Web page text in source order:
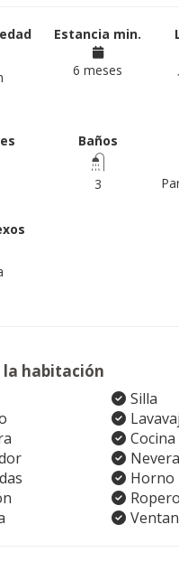
Estancia min.
6 meses
Baños
3
la habitación
Silla
Nevera
Horno
Ropero